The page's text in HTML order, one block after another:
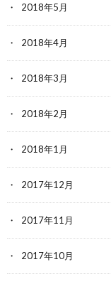
2018年5月
2018年4月
2018年3月
2018年2月
2018年1月
2017年12月
2017年11月
2017年10月